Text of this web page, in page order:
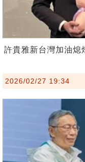
許貴雅新台灣加油
2026/02/27 19:34